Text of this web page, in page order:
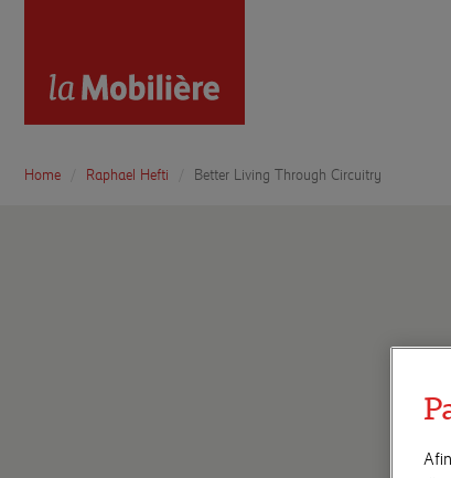
Home Raphael Hefti Better Living Through Circuitry